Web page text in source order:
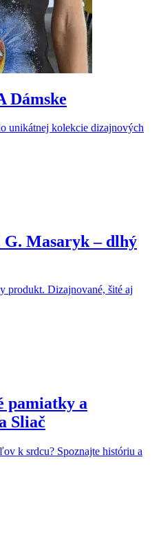
Dámske
unikátnej kolekcie dizajnových
G. Masaryk – dlhý
produkt. Dizajnované, šité aj
pamiatky a
Sliač
k srdcu? Spoznajte históriu a